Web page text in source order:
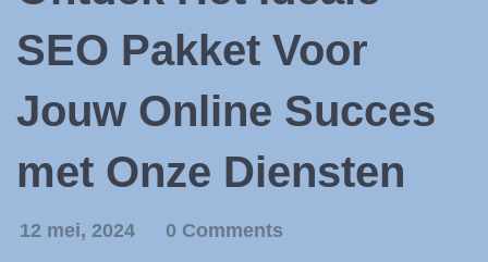
SEO Pakket Voor
Jouw Online Succes
met Onze Diensten
12 mei, 2024 0 Comments